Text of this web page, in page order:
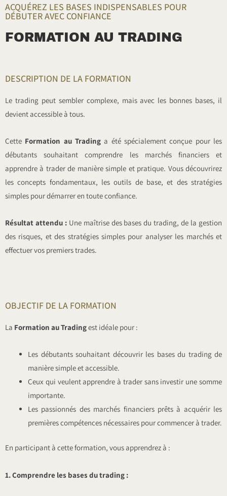
ACQUÉREZ LES BASES INDISPENSABLES POUR
DÉBUTER AVEC CONFIANCE
FORMATION AU TRADING
DESCRIPTION DE LA FORMATION
Le trading peut sembler complexe, mais avec les bonnes bases, il
devient accessible à tous.
Cette Formation au Trading a été spécialement conçue pour les
débutants souhaitant comprendre les marchés financiers et
apprendre à trader de manière simple et pratique. Vous découvrirez
les concepts fondamentaux, les outils de base, et des stratégies
simples pour démarrer en toute confiance.
Résultat attendu :Une maîtrise des bases du trading, de la gestion
des risques, et des stratégies simples pour analyser les marchés et
effectuer vos premiers trades.
OBJECTIF DE LA FORMATION
La Formation au Tradingest idéale pour :
Les débutants souhaitant découvrir les bases du trading de
manière simple et accessible.
Ceux qui veulent apprendre à trader sans investir une somme
importante.
Les passionnés des marchés financiers prêts à acquérir les
premières compétences nécessaires pour commencer à trader.
En participant à cette formation, vous apprendrez à :
1. Comprendre les bases du trading :